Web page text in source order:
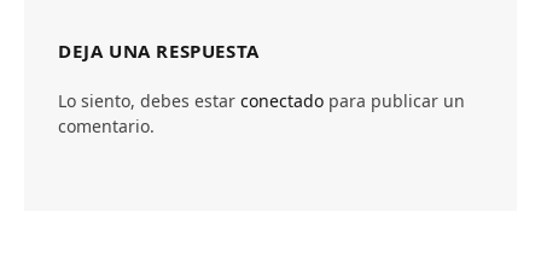
DEJA UNA RESPUESTA
Lo siento, debes estar conectado para publicar un
comentario.